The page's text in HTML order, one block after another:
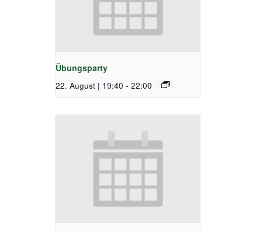
Übungsparty
22. August | 19:40 - 22:00